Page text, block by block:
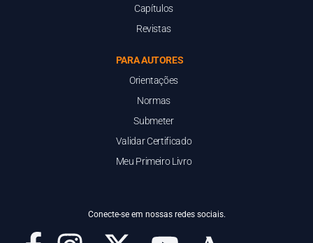
Capítulos
Revistas
PARA AUTORES
Orientações
Normas
Submeter
Validar Certificado
Meu Primeiro Livro
Conecte-se em nossas redes sociais.